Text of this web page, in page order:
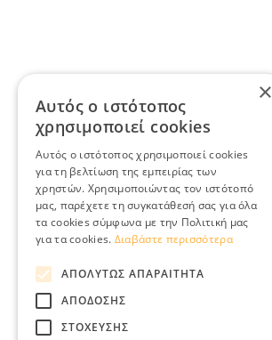
×
Αυτός ο ιστότοπος
χρησιμοποιεί cookies
Αυτός ο ιστότοπος χρησιμοποιεί cookies
για τη βελτίωση της εμπειρίας των
χρηστών. Χρησιμοποιώντας τον ιστότοπό
μας, παρέχετε τη συγκατάθεσή σας για όλα
τα cookies σύμφωνα με την Πολιτική μας
για τα cookies. Διαβάστε περισσότερα
ΑΠΟΛΎΤΩΣ ΑΠΑΡΑΊΤΗΤΑ
ΑΠΌΔΟΣΗΣ
ΣΤΌΧΕΥΣΗΣ